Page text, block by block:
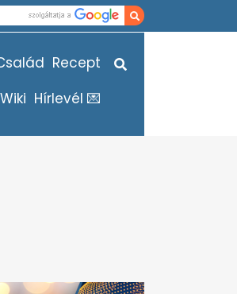
Recept
Wiki Hírlevél 💌